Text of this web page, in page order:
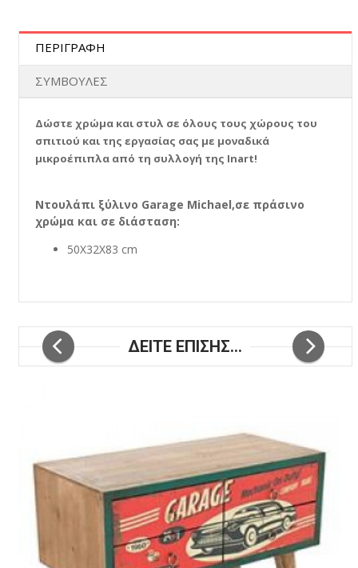
ΠΕΡΙΓΡΑΦΗ
ΣΥΜΒΟΥΛΕΣ
Δώστε χρώμα και στυλ σε όλους τους χώρους του
σπιτιού και της εργασίας σας με μοναδικά
μικροέπιπλα από τη συλλογή της Inart!
Ντουλάπι ξύλινο Garage Michael,σε πράσινο
χρώμα και σε διάσταση:
50X32X83 cm
ΔΕΙΤΕ ΕΠΙΣΗΣ...